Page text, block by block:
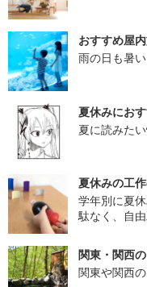
おすすめ屋
雨の日も暑
夏休みにお
夏に読みた
夏休みの工
学年別に夏
駄なく、自
関東・関西
関東や関西